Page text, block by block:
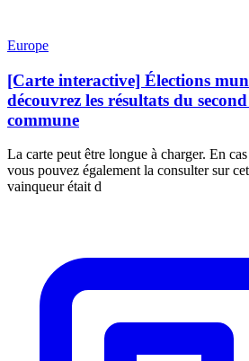
Europe
[Carte interactive] Élections
découvrez les résultats du
commune
La carte peut être longue à charger. En
vous pouvez également la consulter sur
vainqueur était d